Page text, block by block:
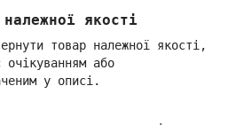
якості
товар належної якості,
або
у описі.